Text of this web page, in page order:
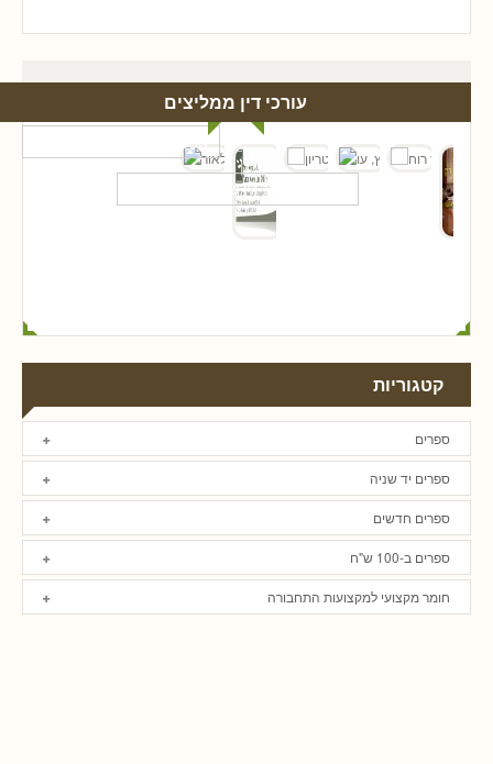
עורכי דין ממליצים
קטגוריות
ספרים
ספרים יד שניה
ספרים חדשים
ספרים ב-100 ש"ח
חומר מקצועי למקצועות התחבורה